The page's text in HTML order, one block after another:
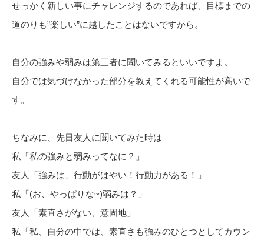
せっかく新しい事にチャレンジするのであれば、目標までの
道のりも”楽しい”に越したことはないですから。
自分の強みや弱みは第三者に聞いてみるといいですよ。
自分では気づけなかった部分を教えてくれる可能性が高いで
す。
ちなみに、先日友人に聞いてみた時は
私「私の強みと弱みってなに？」
友人「強みは、行動がはやい！行動力がある！」
私「(お、やっぱりな~)弱みは？」
友人「素直さがない、意固地」
私「私、自分の中では、素直さも強みのひとつとしてカウン